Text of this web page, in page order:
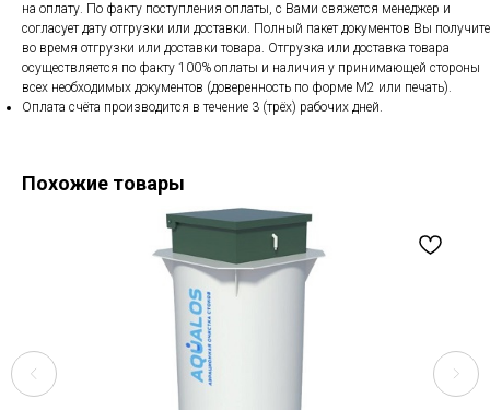
на оплату. По факту поступления оплаты, с Вами свяжется менеджер и
согласует дату отгрузки или доставки. Полный пакет документов Вы получите
во время отгрузки или доставки товара. Отгрузка или доставка товара
осуществляется по факту 100% оплаты и наличия у принимающей стороны
всех необходимых документов (доверенность по форме М2 или печать).
Оплата счёта производится в течение 3 (трёх) рабочих дней.
Похожие товары